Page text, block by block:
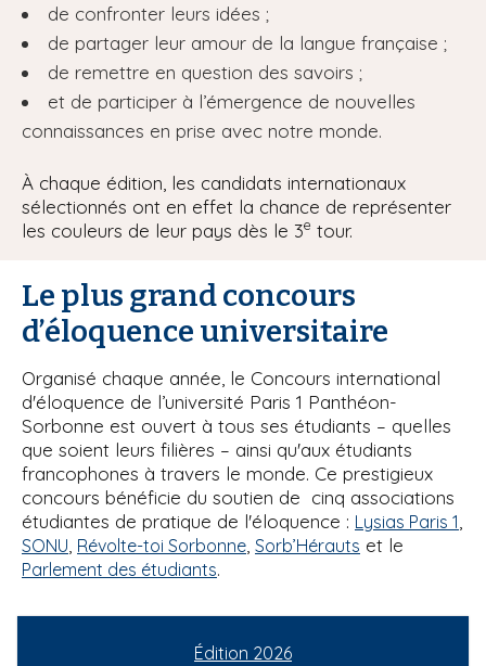
de confronter leurs idées ;
de partager leur amour de la langue française ;
de remettre en question des savoirs ;
et de participer à l’émergence de nouvelles
connaissances en prise avec notre monde.
À chaque édition, les candidats internationaux
sélectionnés ont en effet la chance de représenter
les couleurs de leur pays dès le 3e tour.
Le plus grand concours
d’éloquence universitaire
Organisé chaque année, le Concours international
d'éloquence de l’université Paris 1 Panthéon-
Sorbonne est ouvert à tous ses étudiants – quelles
que soient leurs filières – ainsi qu'aux étudiants
francophones à travers le monde. Ce prestigieux
concours bénéficie du soutien de cinq associations
étudiantes de pratique de l'éloquence : Lysias Paris 1
SONU Révolte-toi Sorbonne Sorb’Hérauts et le
Parlement des étudiants.
Édition 2026